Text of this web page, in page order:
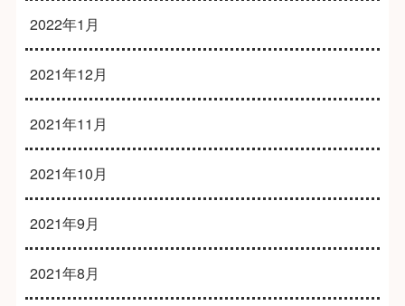
2022年1月
2021年12月
2021年11月
2021年10月
2021年9月
2021年8月